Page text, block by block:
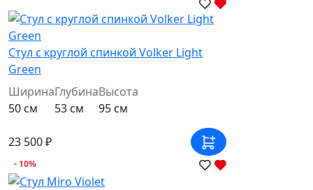
Стул c круглой спинкой Volker Light
Green
Ширина
50 см
Глубина
53 см
Высота
95 см
23 500 ₽
- 10%